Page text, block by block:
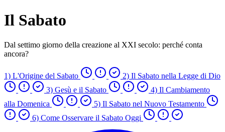
Il Sabato
Dal settimo giorno della creazione al XXI secolo: perché conta
ancora?
1) L'Origine del Sabato
2) Il Sabato nella Legge di Dio
3) Gesù e il Sabato
4) Il Cambiamento
alla Domenica
5) Il Sabato nel Nuovo Testamento
6) Come Osservare il Sabato Oggi